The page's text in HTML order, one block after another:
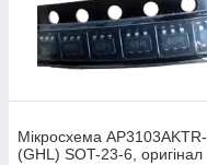
Мікросхема
(GHL) SOT-23-6, оригінал